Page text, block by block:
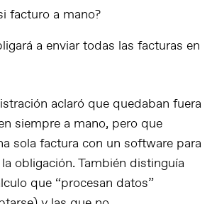
facturo a mano?
a enviar todas las facturas en
aclaró que quedaban fuera
siempre a mano, pero que
sola factura con un software para
obligación. También distinguía
que “procesan datos”